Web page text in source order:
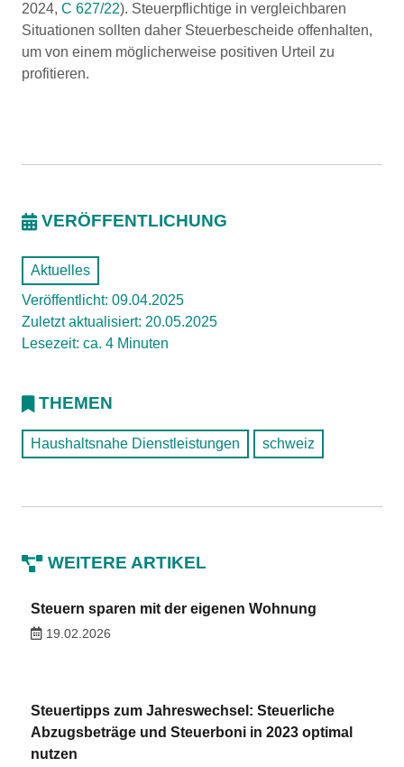
2024, C 627/22). Steuerpflichtige in vergleichbaren
Situationen sollten daher Steuerbescheide offenhalten,
um von einem möglicherweise positiven Urteil zu
profitieren.
VERÖFFENTLICHUNG
Aktuelles
Veröffentlicht: 09.04.2025
Zuletzt aktualisiert: 20.05.2025
Lesezeit: ca. 4 Minuten
THEMEN
Haushaltsnahe Dienstleistungen schweiz
WEITERE ARTIKEL
Steuern sparen mit der eigenen Wohnung
19.02.2026
Steuertipps zum Jahreswechsel: Steuerliche
Abzugsbeträge und Steuerboni in 2023 optimal
nutzen